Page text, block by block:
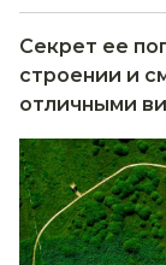
Секрет ее
строении и
отличными